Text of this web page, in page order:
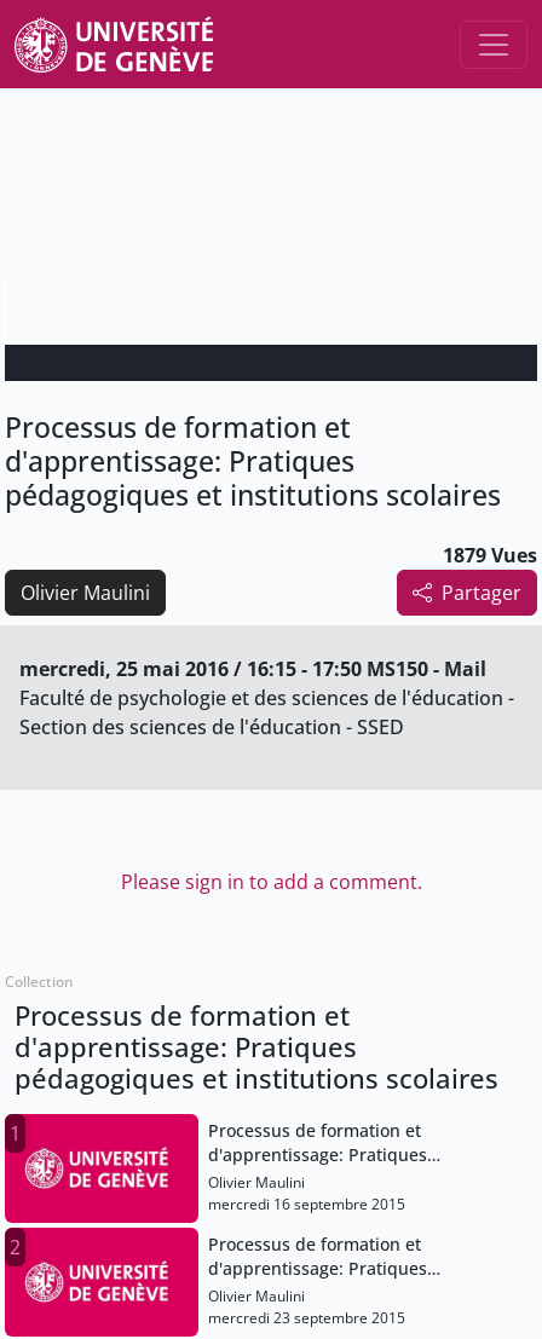
Processus de formation et
d'apprentissage: Pratiques
pédagogiques et institutions scolaires
1879 Vues
Partager
Olivier Maulini
mercredi, 25 mai 2016 / 16:15 - 17:50 MS150 - Mail
Faculté de psychologie et des sciences de l'éducation -
Section des sciences de l'éducation - SSED
Please sign in to add a comment.
Collection
Processus de formation et
d'apprentissage: Pratiques
pédagogiques et institutions scolaires
1
Processus de formation et
d'apprentissage: Pratiques
pédagogiques et institutions scolaires
Olivier Maulini
mercredi 16 septembre 2015
2
Processus de formation et
d'apprentissage: Pratiques
pédagogiques et institutions scolaires
Olivier Maulini
mercredi 23 septembre 2015